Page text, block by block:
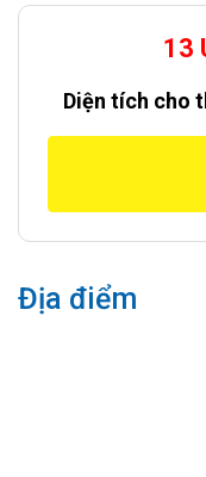
13
Diện tích cho
Địa điểm